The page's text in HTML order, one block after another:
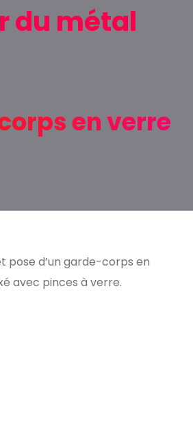
en verre
pose d’un garde-corps en
avec pinces à verre.